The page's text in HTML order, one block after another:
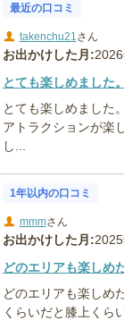
最近の口コミ
takenchu21さん
お出かけした月:
とても楽しめました
とても楽しめました
アトラクションが楽
し...
1年以内の口コミ
mmmさん
お出かけした月:
どのエリアも楽しめ
どのエリアも楽しめ
くらいだと膝上くら